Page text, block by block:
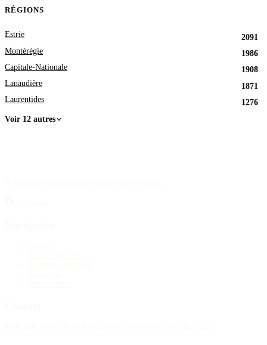
RÉGIONS
Estrie
2091
Montérégie
1986
Capitale-Nationale
1908
Lanaudière
1871
Laurentides
1276
Voir 12 autres